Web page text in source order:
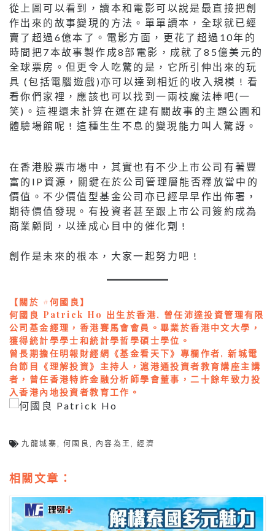
從上圖可以看到，讀本和電影可以說是最直接把創
作出來的故事變現的方法。單單讀本，全球就已經
賣了超過6億本了。電影方面，更花了超過10年的
時間把7本故事製作成8部電影，成就了85億美元的
全球票房。但更令人吃驚的是，它所引伸出來的玩
具 (包括電腦遊戲)亦可以達到相近的收入規模 ! 看
看你們家裡，應該也可以找到一兩枝魔法棒吧(一
笑)。這裡還未計算在運在建有關故事的主題公園和
體驗場館呢 ! 這種生生不息的變現能力叫人驚訝。
在香港股票市場中，其實也有不少上市公司有著豐
富的IP資源，關鍵在於公司管理層能否釋放當中的
價值。不少價值型基金公司亦已經早早作出佈署，
期待價值發現。有投資者甚至跟上市公司簽約成為
商業顧問，以達成心目中的催化劑 !
創作是未來的根本，大家一起努力吧 !
【關於 #何國良】
何國良 Patrick Ho 出生於香港, 曾任沛達投資管理有限
公司基金經理，香港賽馬會會員。畢業於香港中文大學，
獲得統計學學士和統計學哲學碩士學位。
曾長期擔任明報財經網《基金看天下》專欄作者, 新城電
台節目《理解投資》主持人，滬港通投資者教育講座主講
者，曾任香港特許金融分析師學會董事，二十餘年致力投
入香港內地投資者教育工作。
九龍城寨 何國良 內容為王 ,經濟
相關文章：